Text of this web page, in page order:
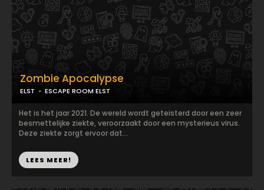
Zombie Apocalypse
ELST ESCAPE ROOM ELST
Het is het jaar 2021. De wereld wordt geteisterd door een zeer
besmettelijke ziekte, veroorzaakt door een mysterieus virus.
Deze ziekte zorgt ervoor dat...
LEES MEER!